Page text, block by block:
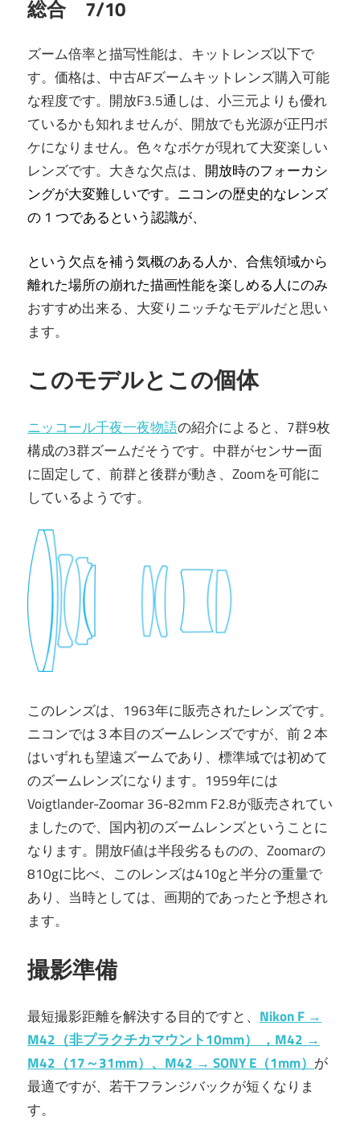
総合 7/10
ズーム倍率と描写性能は、キットレンズ以下で
す。価格は、中古AFズームキットレンズ購入可能
な程度です。開放F3.5通しは、小三元よりも優れ
ているかも知れませんが、開放でも光源が正円ボ
ケになりません。色々なボケが現れて大変楽しい
レンズです。大きな欠点は、 開放時のフォーカシ
ングが大変難しいです。 ニコンの歴史的なレンズ
の 1 つであるという認識が、
という欠点を補う気概のある人か、合焦領域から
離れた場所の崩れた描画性能を楽しめる人にのみ
おすすめ出来る、大変りニッチなモデルだと思い
ます。
このモデルとこの個体
ニッコール千夜一夜物語の紹介によると、7群9枚
構成の3群ズームだそうです。中群がセンサー面
に固定して、前群と後群が動き、Zoomを可能に
しているようです。
このレンズは、1963年に販売されたレンズです。
ニコンでは３本目のズームレンズですが、前２本
はいずれも望遠ズームであり、標準域では初めて
のズームレンズになります。1959年には
Voigtlander-Zoomar 36-82mm F2.8が販売されてい
ましたので、国内初のズームレンズということに
なります。開放F値は半段劣るものの、Zoomarの
810gに比べ、このレンズは410gと半分の重量で
あり、当時としては、画期的であったと予想され
ます。
撮影準備
最短撮影距離を解決する目的ですと、 Nikon F →
M42（非プラクチカマウント10mm） ，M42 →
M42（17～31mm）、M42 → SONY E（1mm）が
最適ですが、若干フランジバックが短くなりま
す。